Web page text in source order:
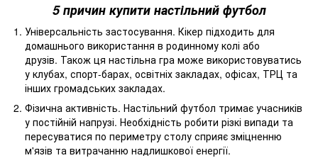
5 причин купити настільний футбол
Універсальність застосування. Кікер підходить для
домашнього використання в родинному колі або
друзів. Також ця настільна гра може використовуватись
у клубах, спорт-барах, освітніх закладах, офісах, ТРЦ та
інших громадських закладах.
Фізична активність. Настільний футбол тримає учасників
у постійній напрузі. Необхідність робити різкі випади та
пересуватися по периметру столу сприяє зміцненню
м'язів та витрачанню надлишкової енергії.